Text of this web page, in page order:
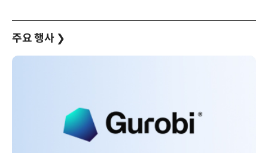
주요 행사 ❯